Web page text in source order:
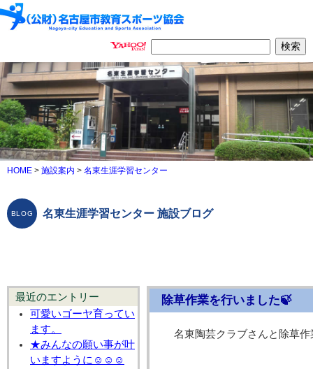
HOME > 施設案内 > 名東生涯学習センター
名東生涯学習センター 施設ブログ
最近のエントリー
可愛いゴーヤ育ってい
ます。
★みんなの願い事が叶
いますように☺☺☺
除草作業を行いました🍃
名東陶芸クラブさんと除草